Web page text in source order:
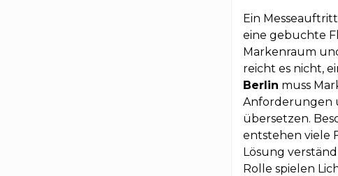
Ein
eine gebuchte
Markenraum
reicht es nicht,
Berlin muss
Anforderungen
übersetzen.
entstehen viele
Lösung
Rolle spielen